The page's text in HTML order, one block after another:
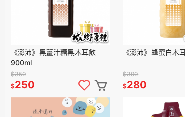
《澎沛》黑薑汁糖黑木耳飲
900ml
$350
$250
《澎沛》蜂蜜白木
$390
$280